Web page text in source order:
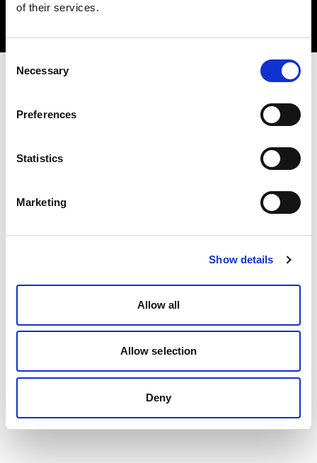
of their services.
Consent
Selection
Necessary
Preferences
Statistics
Marketing
Show details
Allow all
Allow selection
Deny